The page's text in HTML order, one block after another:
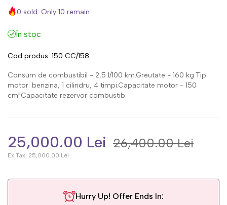
0 sold. Only 10 remain
În stoc
Cod produs: 150 CC/158
Consum de combustibil - 2,5 l/100 km.Greutate - 160 kg.Tip
motor: benzina, 1 cilindru, 4 timpi.Capacitate motor - 150
cm³Capacitate rezervor combustib
25,000.00 Lei 26,400.00 Lei
Ex Tax: 25,000.00 Lei
Hurry Up! Offer Ends In: